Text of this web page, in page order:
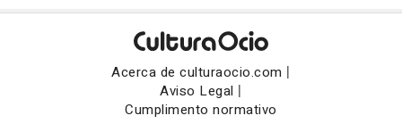
Acerca de culturaocio.com |
Aviso Legal |
Cumplimento normativo